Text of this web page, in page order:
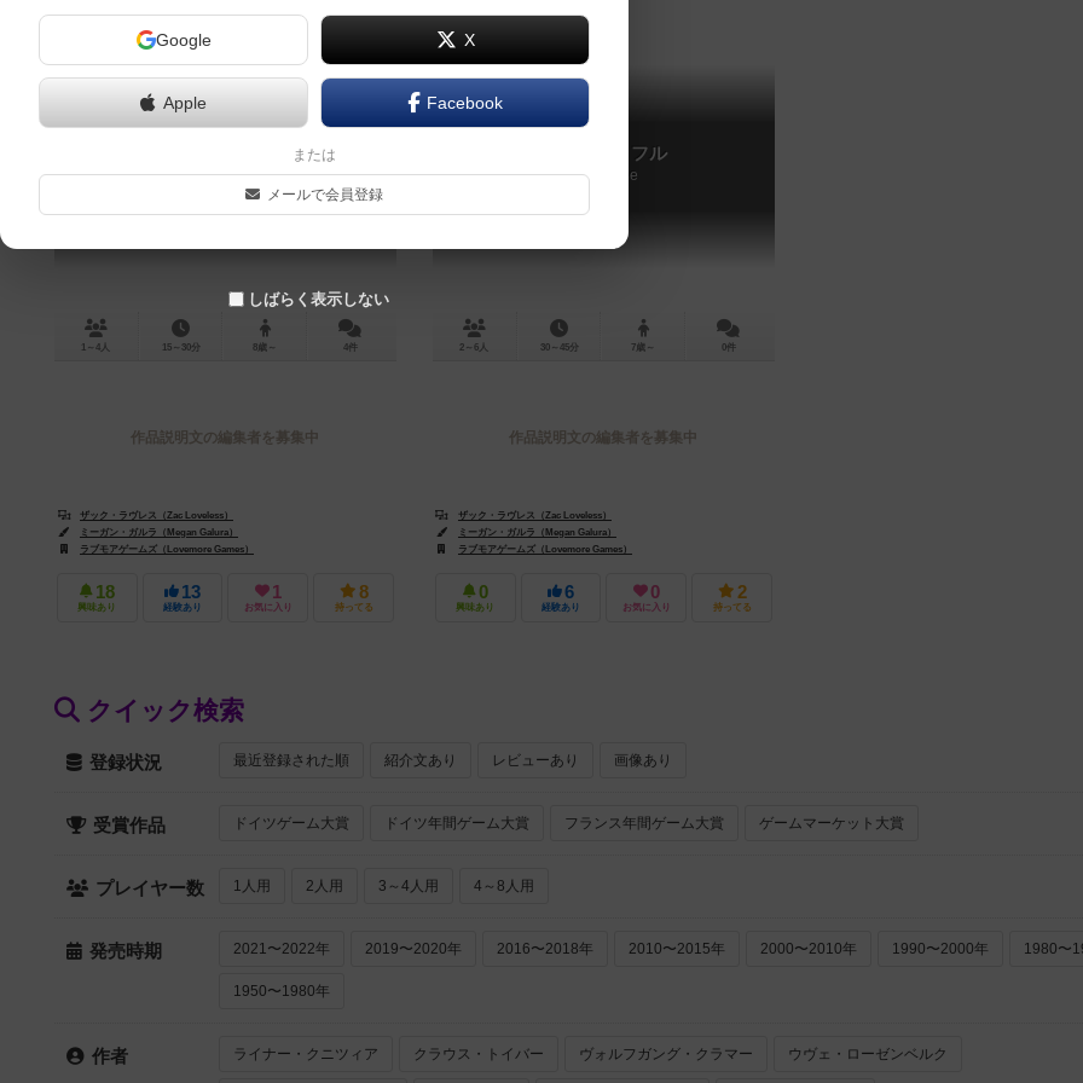
ジュエルボックス
Jewel Box
6.1
1～4人 15～30分 8歳～ 4件
作品説明文の編集者を募集中
ザック・ラヴレス（Zac Loveless）
ミーガン・ガルラ（Megan Galura）
ラブモアゲームズ（Lovemore Games）
18
興味あり
13
経験あり
1
お気に入り
8
持ってる
トップワッフル
Top Waffle
2～6人 30～45分 7歳～ 0件
作品説明文の編集者を募集中
ザック・ラヴレス（Zac Loveless）
ミーガン・ガルラ（Megan Galura）
ラブモアゲームズ（Lovemore Games）
0
興味あり
6
経験あり
0
お気に入り
2
持ってる
クイック検索
登録状況 最近登録された順 紹介文あり レビューあり 画像あり
受賞作品 ドイツゲーム大賞 ドイツ年間ゲーム大賞 フランス年間ゲーム大賞 ゲームマーケット大賞
プレイヤー数 1人用 2人用 3～4人用 4～8人用
発売時期 2021〜2022年 2019〜2020年 2016〜2018年 2010〜2015年 2000〜2010年 1990〜2000年 1980〜
1950〜1980年
作者 ライナー・クニツィア クラウス・トイバー ヴォルフガング・クラマー ウヴェ・ローゼンベルク
Google X
Apple Facebook
または
メールで会員登録
しばらく表示しない